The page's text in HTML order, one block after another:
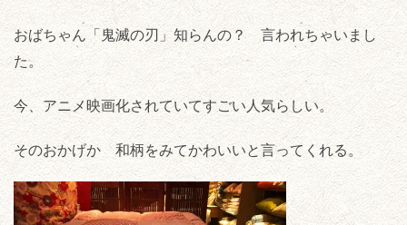
おばちゃん「鬼滅の刃」知らんの？ 言われちゃいまし
た。
今、アニメ映画化されていてすごい人気らしい。
そのおかげか 和柄をみてかわいいと言ってくれる。